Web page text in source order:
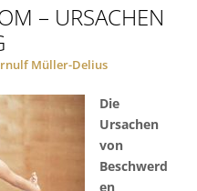
– URSACHEN
Müller-Delius
Die
Ursachen
von
Beschwerd
en